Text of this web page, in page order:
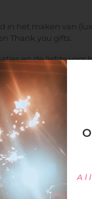
in het maken van
Thank you gifts.
en de liefde voor
dat maakt
en staat open
Voor